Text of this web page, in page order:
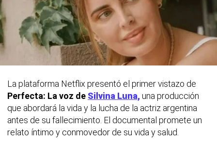
La plataforma Netflix presentó el primer vistazo de
Perfecta: La voz de Silvina Luna, una producción
que abordará la vida y la lucha de la actriz argentina
antes de su fallecimiento. El documental promete un
relato íntimo y conmovedor de su vida y salud.